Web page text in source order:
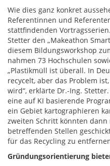
Wie dies ganz konkret
Referentinnen und
stattfindenden
Stetter den „Makeathon
diesem Bildungsworkshop
nahmen 73 Hochschulen
„Plastikmüll ist überall. In
recycelt, aber das Problem
wird“, erklärte Dr.-Ing.
eine auf KI basierende
ein Gebiet kartographieren
zweiten Schritt könnten dann
betreffenden Stellen
für das Recycling zu
Gründungsorientierung